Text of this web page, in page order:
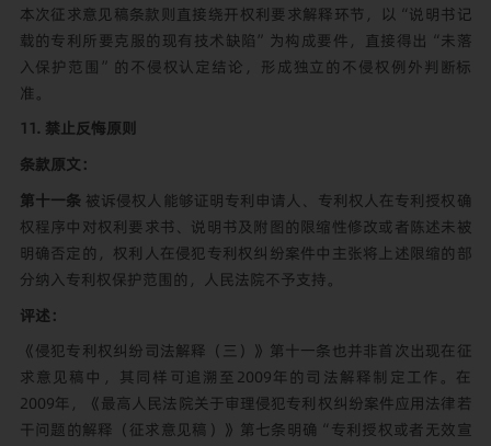
本次征求意见稿条款则直接绕开权利要求解释环节，以“说明书记
载的专利所要克服的现有技术缺陷”为构成要件，直接得出“未落
入保护范围”的不侵权认定结论，形成独立的不侵权例外判断标
准。
11. 禁止反悔原则
条款原文：
第十一条被诉侵权人能够证明专利申请人、专利权人在专利授权确
权程序中对权利要求书、说明书及附图的限缩性修改或者陈述未被
明确否定的，权利人在侵犯专利权纠纷案件中主张将上述限缩的部
分纳入专利权保护范围的，人民法院不予支持。
评述：
《侵犯专利权纠纷司法解释（三）》第十一条也并非首次出现在征
求意见稿中，其同样可追溯至2009年的司法解释制定工作。在
2009年，《最高人民法院关于审理侵犯专利权纠纷案件应用法律若
干问题的解释（征求意见稿）》第七条明确“专利授权或者无效宣